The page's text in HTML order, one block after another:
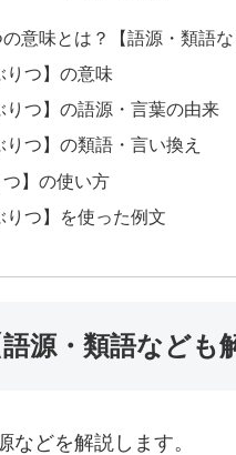
意味とは？【語源・類語な
りつ】の意味
りつ】の語源・言葉の由来
りつ】の類語・言い換え
つ】の使い方
りつ】を使った例文
源・類語なども
などを解説します。